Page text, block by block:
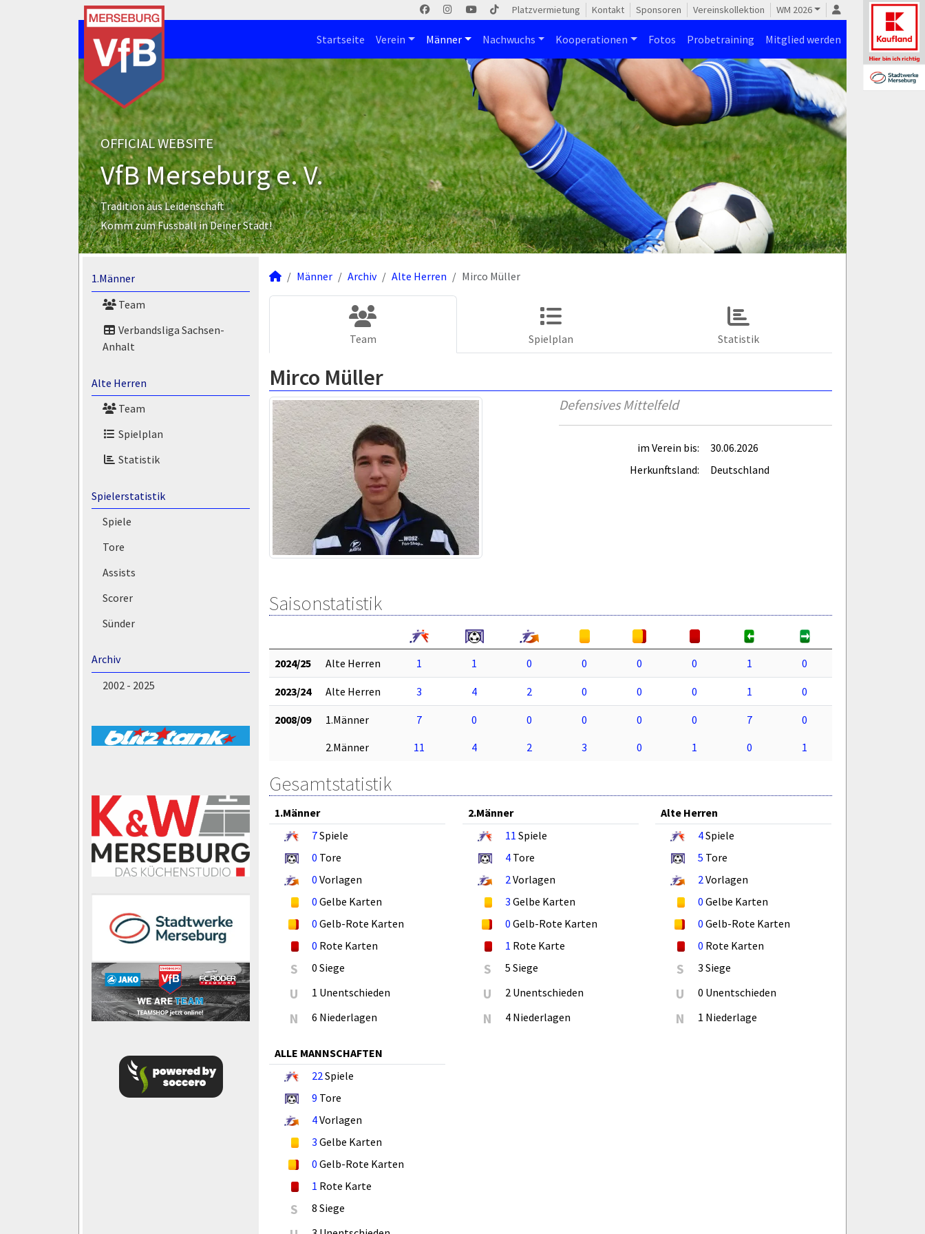
Platzvermietung Kontakt Sponsoren Vereinskollektion WM 2026
Startseite Verein Männer Nachwuchs Kooperationen Fotos Probetraining Mitglied werden
OFFICIAL WEBSITE
VfB Merseburg e. V.
Tradition aus Leidenschaft
Komm zum Fussball in Deiner Stadt!
1.Männer
Team
Verbandsliga Sachsen-
Anhalt
Alte Herren
Team
Spielplan
Statistik
Spielerstatistik
Spiele
Tore
Assists
Scorer
Sünder
Archiv
2002 - 2025
Männer Archiv Alte Herren Mirco Müller
Team Spielplan Statistik
Mirco Müller
Defensives Mittelfeld
im Verein bis:
30.06.2026
Herkunftsland:
Deutschland
Saisonstatistik
2024/25 Alte Herren 1 1 0 0 0 0 1 0
2023/24 Alte Herren 3 4 2 0 0 0 1 0
2008/09 1.Männer 7 0 0 0 0 0 7
0
2.Männer
11 4 2 3 0 1 0 1
Gesamtstatistik
1.Männer
7Spiele
0 Tore
0 Vorlagen
0 Gelbe Karten
0 Gelb-Rote Karten
0 Rote Karten
S 0 Siege
U 1 Unentschieden
N 6 Niederlagen
2.Männer
11 Spiele
4Tore
2Vorlagen
3 Gelbe Karten
0 Gelb-Rote Karten
1 Rote Karte
S 5 Siege
U 2 Unentschieden
N 4 Niederlagen
Alte Herren
4Spiele
5 Tore
2Vorlagen
0 Gelbe Karten
0 Gelb-Rote Karten
0 Rote Karten
S 3 Siege
U 0 Unentschieden
N 1 Niederlage
ALLE MANNSCHAFTEN
22Spiele
9 Tore
4Vorlagen
3 Gelbe Karten
0 Gelb-Rote Karten
1 Rote Karte
S 8 Siege